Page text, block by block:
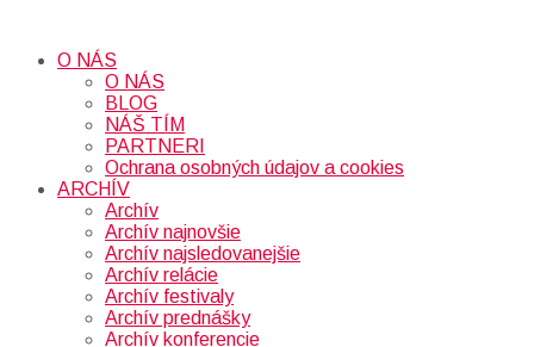
O NÁS
O NÁS
BLOG
NÁŠ TÍM
PARTNERI
Ochrana osobných údajov a cookies
ARCHÍV
Archív
Archív najnovšie
Archív najsledovanejšie
Archív relácie
Archív festivaly
Archív prednášky
Archív konferencie